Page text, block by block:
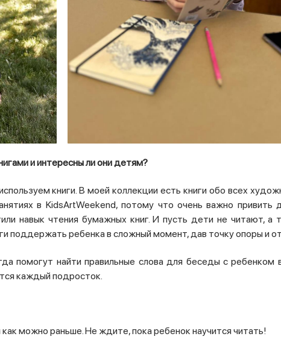
и интересны ли они детям?
книги. В моей коллекции есть книги обо всех
в KidsArtWeekend, потому что очень важно привить
навык чтения бумажных книг. И пусть дети не читают, а
поддержать ребенка в сложный момент, дав точку опоры и
помогут найти правильные слова для беседы с
каждый подросток.
можно раньше. Не ждите, пока ребенок научится читать!